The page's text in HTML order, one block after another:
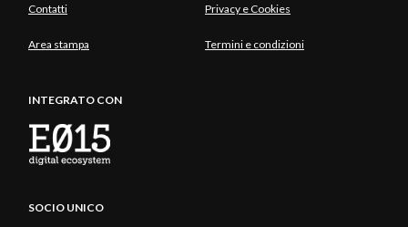
Contatti Privacy e Cookies
Area stampa Termini e condizioni
INTEGRATO CON
SOCIO UNICO